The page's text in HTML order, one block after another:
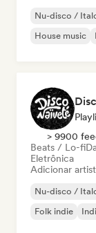
Nu-disco /
House music
> 9900
Beats / Lo-fi
Eletrônica
Adicionar
Nu-disco /
Folk indie